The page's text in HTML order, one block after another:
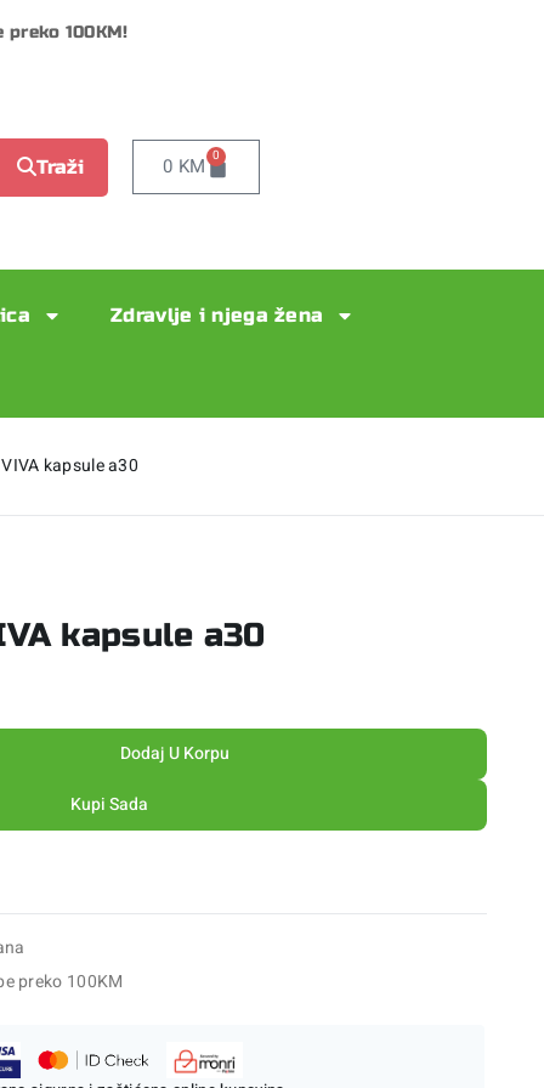
preko 100KM!
Traži 0 KM 0
Zdravlje i njega žena
kapsule a30
kapsule a30
Dodaj U Korpu
Kupi Sada
preko 100KM